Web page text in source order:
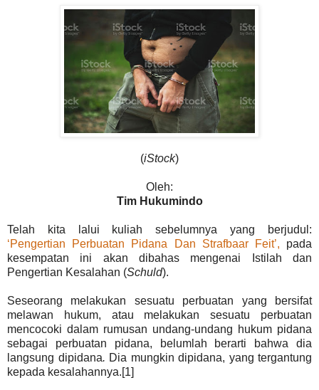
(iStock)
Oleh:
Tim Hukumindo
Telah kita lalui kuliah sebelumnya yang berjudul:
‘Pengertian Perbuatan Pidana Dan Strafbaar Feit’, pada
kesempatan ini akan dibahas mengenai Istilah dan
Pengertian Kesalahan (Schuld).
Seseorang melakukan sesuatu perbuatan yang bersifat
melawan hukum, atau melakukan sesuatu perbuatan
mencocoki dalam rumusan undang-undang hukum pidana
sebagai perbuatan pidana, belumlah berarti bahwa dia
langsung dipidana. Dia mungkin dipidana, yang tergantung
kepada kesalahannya.[1]